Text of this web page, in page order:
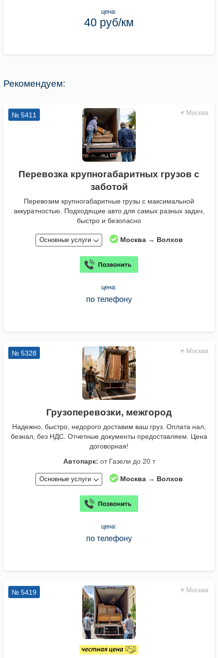
цена:
40 руб/км
Рекомендуем:
Москва
№ 5411
Перевозка крупногабаритных грузов с
заботой
Перевозим крупногабаритные грузы с максимальной
аккуратностью. Подходящие авто для самых разных задач,
быстро и безопасно
Основные услуги Москва → Волхов
цена:
по телефону
Москва
№ 5328
Грузоперевозки, межгород
Надежно, быстро, недорого доставим ваш груз. Оплата нал,
безнал, без НДС. Отчетные документы предоставляем. Цена
договорная!
Автопарк: от Газели до 20 т
Основные услуги Москва → Волхов
цена:
по телефону
Москва
№ 5419